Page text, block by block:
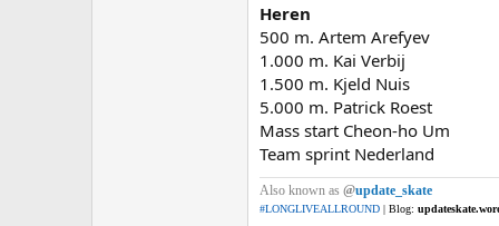
Heren
500 m. Artem Arefyev
1.000 m. Kai Verbij
1.500 m. Kjeld Nuis
5.000 m. Patrick Roest
Mass start Cheon-ho Um
Team sprint Nederland
Also known as @update_skate
#LONGLIVEALLROUND | Blog: